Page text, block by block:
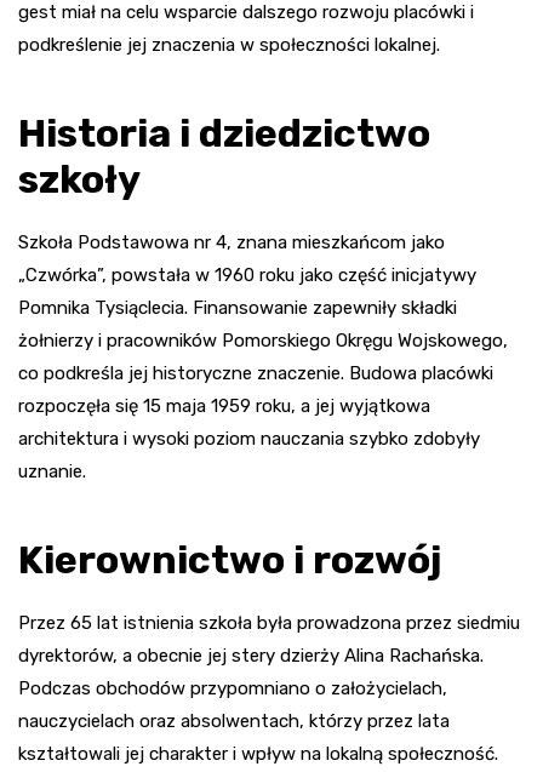
gest miał na celu wsparcie dalszego rozwoju placówki i
podkreślenie jej znaczenia w społeczności lokalnej.
Historia i dziedzictwo
szkoły
Szkoła Podstawowa nr 4, znana mieszkańcom jako
„Czwórka”, powstała w 1960 roku jako część inicjatywy
Pomnika Tysiąclecia. Finansowanie zapewniły składki
żołnierzy i pracowników Pomorskiego Okręgu Wojskowego,
co podkreśla jej historyczne znaczenie. Budowa placówki
rozpoczęła się 15 maja 1959 roku, a jej wyjątkowa
architektura i wysoki poziom nauczania szybko zdobyły
uznanie.
Kierownictwo i rozwój
Przez 65 lat istnienia szkoła była prowadzona przez siedmiu
dyrektorów, a obecnie jej stery dzierży Alina Rachańska.
Podczas obchodów przypomniano o założycielach,
nauczycielach oraz absolwentach, którzy przez lata
kształtowali jej charakter i wpływ na lokalną społeczność.